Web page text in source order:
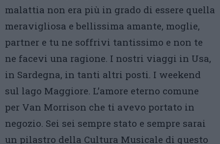
malattia non era più in grado di essere quella
meravigliosa e bellissima amante, moglie,
partner e tu ne soffrivi tantissimo e non te
ne facevi una ragione. I nostri viaggi in Usa,
in Sardegna, in tanti altri posti. I weekend
sul lago Maggiore. L’amore eterno comune
per Van Morrison che ti avevo portato in
negozio. Sei sei sempre stato e sempre sarai
un pilastro della Cultura Musicale di questo